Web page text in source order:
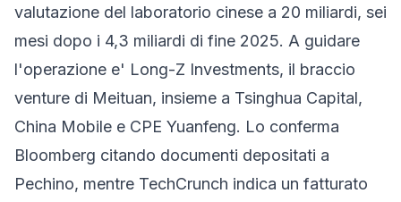
valutazione del laboratorio cinese a 20 miliardi, sei
mesi dopo i 4,3 miliardi di fine 2025. A guidare
l'operazione e' Long-Z Investments, il braccio
venture di Meituan, insieme a Tsinghua Capital,
China Mobile e CPE Yuanfeng. Lo conferma
Bloomberg citando documenti depositati a
Pechino, mentre TechCrunch indica un fatturato